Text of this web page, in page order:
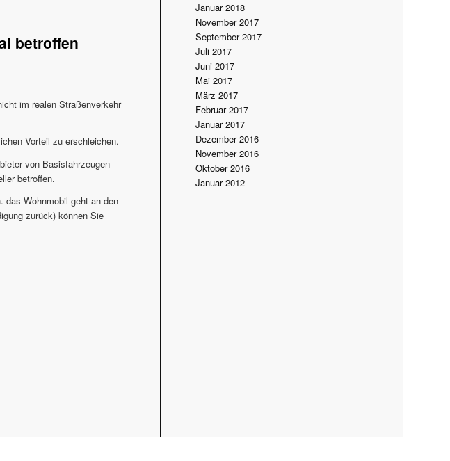
betroffen
im realen Straßenverkehr
Vorteil zu erschleichen.
von Basisfahrzeugen
betroffen.
das Wohnmobil geht an den
zurück) können Sie
Januar 2018
November 2017
September 2017
Juli 2017
Juni 2017
Mai 2017
März 2017
Februar 2017
Januar 2017
Dezember 2016
November 2016
Oktober 2016
Januar 2012